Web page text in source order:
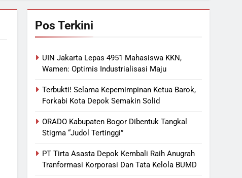
Pos Terkini
UIN Jakarta Lepas 4951 Mahasiswa KKN,
Wamen: Optimis Industrialisasi Maju
Terbukti! Selama Kepemimpinan Ketua Barok,
Forkabi Kota Depok Semakin Solid
ORADO Kabupaten Bogor Dibentuk Tangkal
Stigma “Judol Tertinggi”
PT Tirta Asasta Depok Kembali Raih Anugrah
Tranformasi Korporasi Dan Tata Kelola BUMD